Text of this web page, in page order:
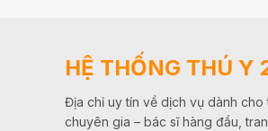
HỆ THỐNG THÚ Y
Địa chỉ uy tín về dịch vụ dành
chuyên gia – bác sĩ hàng đầu,